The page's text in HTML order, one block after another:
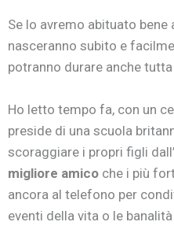
Se lo avremo abituato
nasceranno subito e
potranno durare anche tutta
Ho letto tempo fa, con un
preside di una scuola
scoraggiare i propri figli
migliore amico che i più
ancora al telefono per
eventi della vita o le